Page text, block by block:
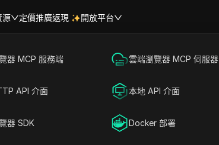
海外社媒營銷
廣告投放
帳號共享
源 定價推廣返現 開放平台
器 MCP 服務端 雲端瀏覽器 MCP 伺服器
API 介面 本地 API 介面
器 SDK Docker 部署